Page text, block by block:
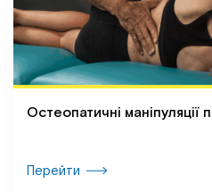
Остеопатичні
Перейти